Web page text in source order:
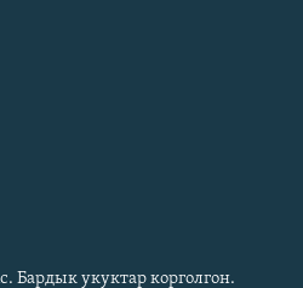
Бардык укуктар корголгон.